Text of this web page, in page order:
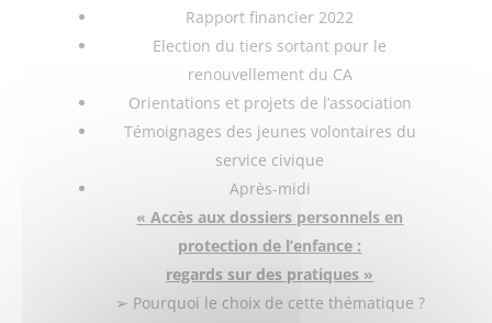
Rapport financier 2022
Election du tiers sortant pour le
renouvellement du CA
Orientations et projets de l’association
Témoignages des jeunes volontaires du
service civique
Après-midi
« Accès aux dossiers personnels en
protection de l’enfance :
regards sur des pratiques »
➢ Pourquoi le choix de cette thématique ?